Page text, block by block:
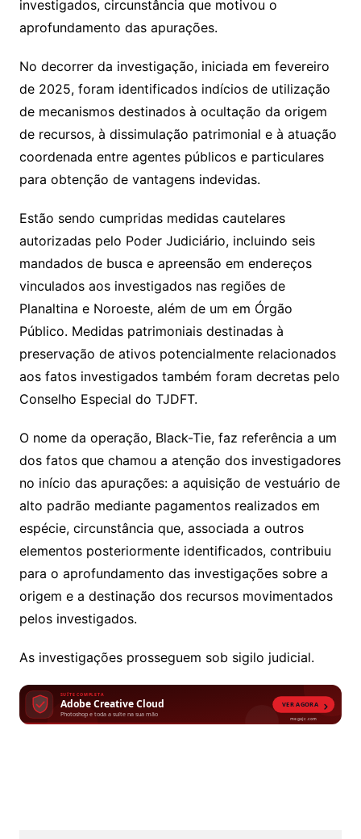
investigados, circunstância que motivou o
aprofundamento das apurações.
No decorrer da investigação, iniciada em fevereiro
de 2025, foram identificados indícios de utilização
de mecanismos destinados à ocultação da origem
de recursos, à dissimulação patrimonial e à atuação
coordenada entre agentes públicos e particulares
para obtenção de vantagens indevidas.
Estão sendo cumpridas medidas cautelares
autorizadas pelo Poder Judiciário, incluindo seis
mandados de busca e apreensão em endereços
vinculados aos investigados nas regiões de
Planaltina e Noroeste, além de um em Órgão
Público. Medidas patrimoniais destinadas à
preservação de ativos potencialmente relacionados
aos fatos investigados também foram decretas pelo
Conselho Especial do TJDFT.
O nome da operação, Black-Tie, faz referência a um
dos fatos que chamou a atenção dos investigadores
no início das apurações: a aquisição de vestuário de
alto padrão mediante pagamentos realizados em
espécie, circunstância que, associada a outros
elementos posteriormente identificados, contribuiu
para o aprofundamento das investigações sobre a
origem e a destinação dos recursos movimentados
pelos investigados.
As investigações prosseguem sob sigilo judicial.